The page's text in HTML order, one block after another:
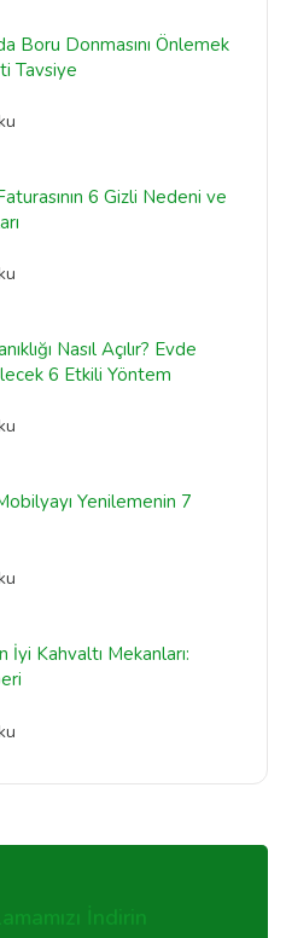
Boru Donmasını Önlemek
Tavsiye
6 Gizli Nedeni ve
Nasıl Açılır? Evde
6 Etkili Yöntem
Yenilemenin 7
İyi Kahvaltı Mekanları:
İndirin